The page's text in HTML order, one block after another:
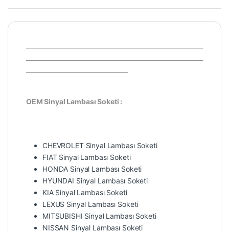
OEM Sinyal Lambası Soketi :
CHEVROLET Sinyal Lambası Soketi
FIAT Sinyal Lambası Soketi
HONDA Sinyal Lambası Soketi
HYUNDAI Sinyal Lambası Soketi
KIA Sinyal Lambası Soketi
LEXUS Sinyal Lambası Soketi
MITSUBISHI Sinyal Lambası Soketi
NISSAN Sinyal Lambası Soketi